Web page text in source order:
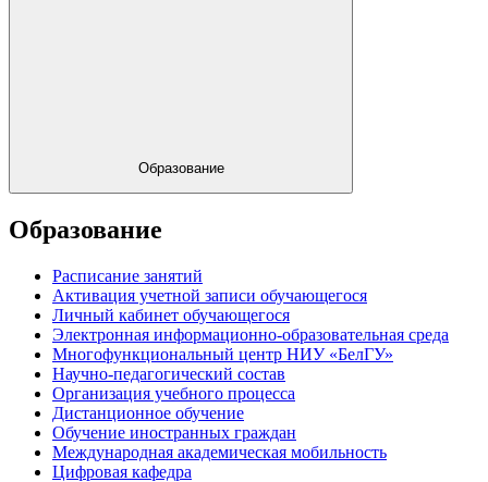
Образование
Образование
Расписание занятий
Активация учетной записи обучающегося
Личный кабинет обучающегося
Электронная информационно-образовательная среда
Многофункциональный центр НИУ «БелГУ»
Научно-педагогический состав
Организация учебного процесса
Дистанционное обучение
Обучение иностранных граждан
Международная академическая мобильность
Цифровая кафедра